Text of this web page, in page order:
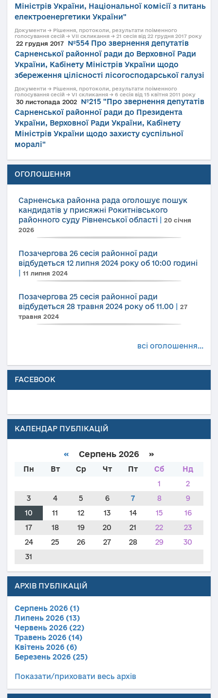
Міністрів України, Національної комісії з питань
електроенергетики України"
Документи → Рішення, протоколи, результати поіменного
голосування сесій → VII скликання → 21 сесія від 22 грудня 2017 року
22 грудня 2017
№554 Про звернення депутатів
Сарненської районної ради до Верховної Ради
України, Кабінету Міністрів України щодо
збереження цілісності лісогосподарської галузі
Документи → Рішення, протоколи, результати поіменного
голосування сесій → VI скликання → 6 сесія від 15 квітня 2011 року
30 листопада 2002
№215 "Про звернення депутатів
Сарненської районної ради до Президента
України, Верховної Ради України, Кабінету
Міністрів України щодо захисту суспільної
моралі"
ОГОЛОШЕННЯ
Сарненська районна рада оголошує пошук
кандидатів у присяжні Рокитнівського
районного суду Рівненської області
20 січня
2026
Позачергова 26 сесія районної ради
відбудеться 12 липня 2024 року об 10:00 годині
11 липня 2024
Позачергова 25 сесія районної ради
відбудеться 28 травня 2024 року об 11.00
27
травня 2024
всі оголошення...
FACEBOOK
КАЛЕНДАР ПУБЛІКАЦІЙ
« Серпень 2026 »
Пн Вт Ср Чт Пт Сб
Нд
1
2
3
4 5 6 7 8
9
10
11 12 13 14 15
16
17
18 19 20 21 22
23
24
25 26 27 28 29
30
31
АРХІВ ПУБЛІКАЦІЙ
Серпень 2026 (1)
Липень 2026 (13)
Червень 2026 (22)
Травень 2026 (14)
Квітень 2026 (6)
Березень 2026 (25)
Показати/приховати весь архів